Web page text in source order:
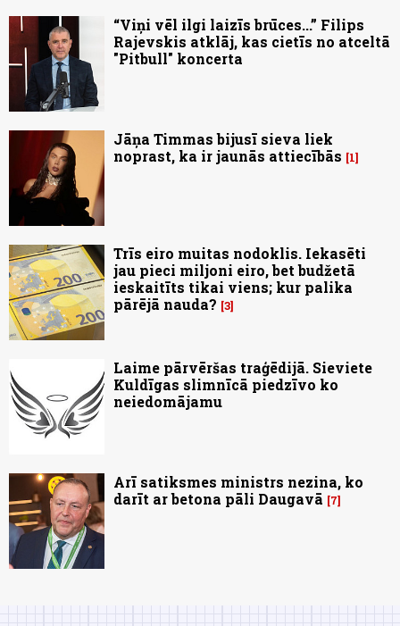
“Viņi vēl ilgi laizīs brūces...” Filips
Rajevskis atklāj, kas cietīs no atceltā
"Pitbull" koncerta
Jāņa Timmas bijusī sieva liek
noprast, ka ir jaunās attiecībās
1
Trīs eiro muitas nodoklis. Iekasēti
jau pieci miljoni eiro, bet budžetā
ieskaitīts tikai viens; kur palika
pārējā nauda? 3
Laime pārvēršas traģēdijā. Sieviete
Kuldīgas slimnīcā piedzīvo ko
neiedomājamu
Arī satiksmes ministrs nezina, ko
darīt ar betona pāli Daugavā
7